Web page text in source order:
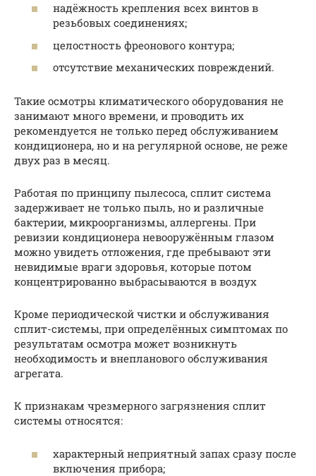
надёжность крепления всех винтов в
резьбовых соединениях;
целостность фреонового контура;
отсутствие механических повреждений.
Такие осмотры климатического оборудования не
занимают много времени, и проводить их
рекомендуется не только перед обслуживанием
кондиционера, но и на регулярной основе, не реже
двух раз в месяц.
Работая по принципу пылесоса, сплит система
задерживает не только пыль, но и различные
бактерии, микроорганизмы, аллергены. При
ревизии кондиционера невооружённым глазом
можно увидеть отложения, где пребывают эти
невидимые враги здоровья, которые потом
концентрированно выбрасываются в воздух
Кроме периодической чистки и обслуживания
сплит-системы, при определённых симптомах по
результатам осмотра может возникнуть
необходимость и внепланового обслуживания
агрегата.
К признакам чрезмерного загрязнения сплит
системы относятся:
характерный неприятный запах сразу после
включения прибора;